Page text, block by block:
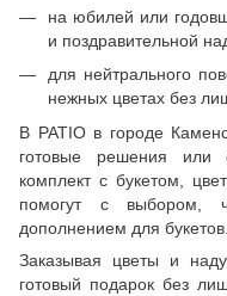
на юбилей или
и поздравительной
для нейтрального
нежных цветах без
В PATIO в городе
готовые решения или
комплект с букетом,
помогут с выбором,
дополнением для букетов.
Заказывая цветы и
готовый подарок без